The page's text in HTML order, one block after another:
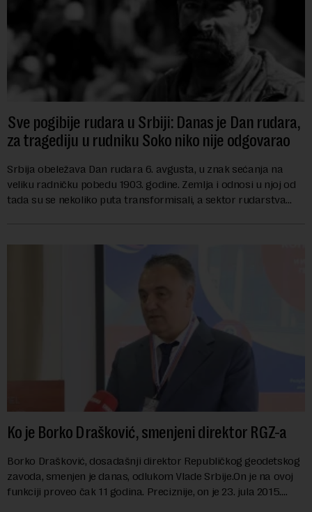
Sve pogibije rudara u Srbiji: Danas je Dan rudara,
za tragediju u rudniku Soko niko nije odgovarao
Srbija obeležava Dan rudara 6. avgusta, u znak sećanja na
veliku radničku pobedu 1903. godine. Zemlja i odnosi u njoj od
tada su se nekoliko puta transformisali, a sektor rudarstva
Ko je Borko Drašković, smenjeni direktor RGZ-a
Borko Drašković, dosadašnji direktor Republičkog geodetskog
zavoda, smenjen je danas, odlukom Vlade Srbije.On je na ovoj
funkciji proveo čak 11 godina. Preciznije, on je 23. jula 2015.